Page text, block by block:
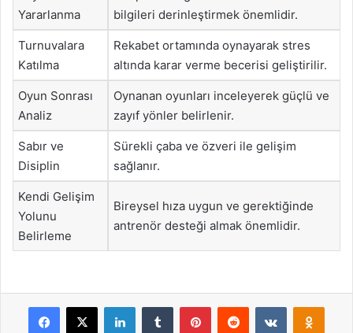
Yararlanma
bilgileri derinleştirmek önemlidir.
Turnuvalara
Katılma
Rekabet ortamında oynayarak stres
altında karar verme becerisi geliştirilir.
Oyun Sonrası
Analiz
Oynanan oyunları inceleyerek güçlü ve
zayıf yönler belirlenir.
Sabır ve
Disiplin
Sürekli çaba ve özveri ile gelişim
sağlanır.
Kendi Gelişim
Yolunu
Belirleme
Bireysel hıza uygun ve gerektiğinde
antrenör desteği almak önemlidir.
Facebook
X LinkedInTumblr PinterestReddit VKontakte